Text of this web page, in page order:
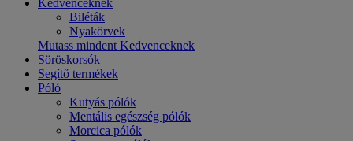
Kedvenceknek
Biléták
Nyakörvek
Mutass mindent Kedvenceknek
Söröskorsók
Segítő termékek
Póló
Kutyás pólók
Mentális egészség pólók
Morcica pólók